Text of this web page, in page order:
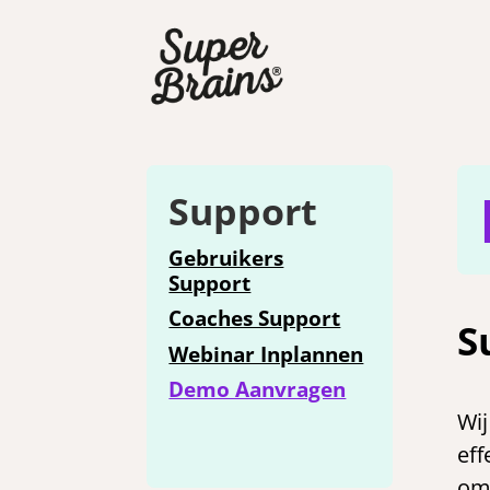
Support
Gebruikers
Support
Coaches Support
Webinar Inplannen
Demo Aanvragen